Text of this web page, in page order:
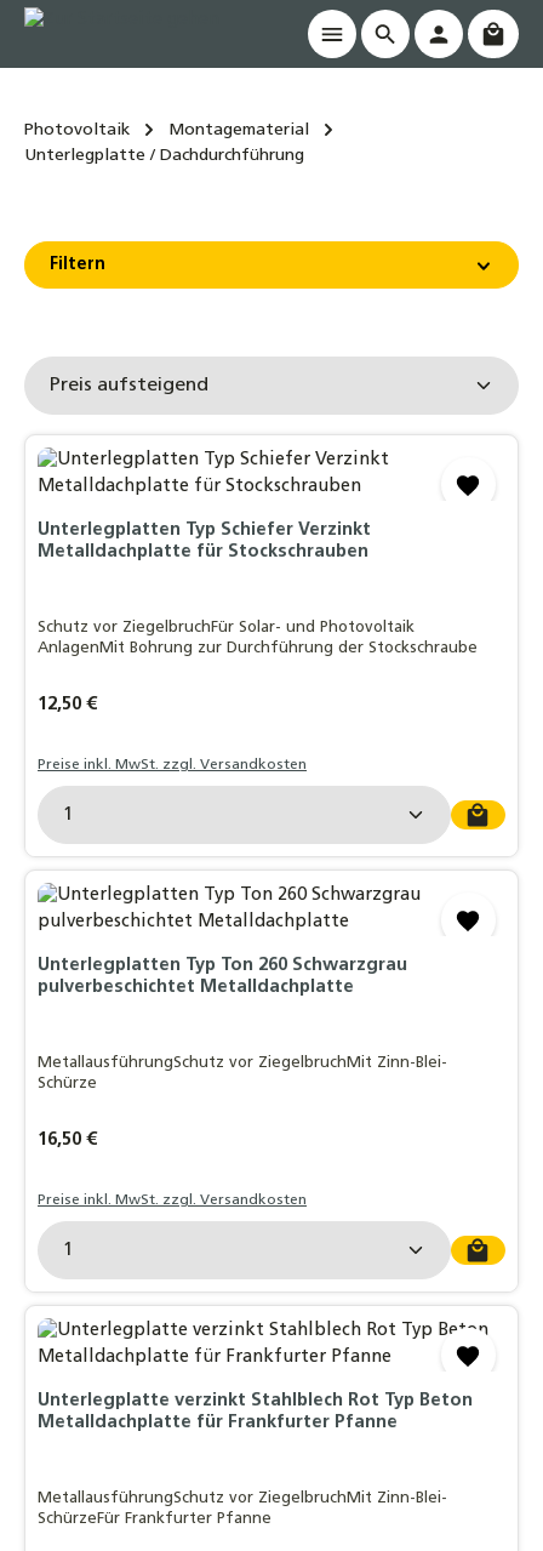
springen
Photovoltaik
Montagematerial
Unterlegplatte / Dachdurchführung
Filtern
Unterlegplatten Typ Schiefer Verzinkt
Metalldachplatte für Stockschrauben
Schutz vor ZiegelbruchFür Solar- und Photovoltaik
AnlagenMit Bohrung zur Durchführung der Stockschraube
Regulärer Preis:
12,50 €
Preise inkl. MwSt. zzgl. Versandkosten
Produkt Anzahl: Gib den gewünschten Wert
Unterlegplatten Typ Ton 260 Schwarzgrau
pulverbeschichtet Metalldachplatte
MetallausführungSchutz vor ZiegelbruchMit Zinn-Blei-
Schürze
Regulärer Preis:
16,50 €
Preise inkl. MwSt. zzgl. Versandkosten
Produkt Anzahl: Gib den gewünschten Wert
Unterlegplatte verzinkt Stahlblech Rot Typ Beton
Metalldachplatte für Frankfurter Pfanne
MetallausführungSchutz vor ZiegelbruchMit Zinn-Blei-
SchürzeFür Frankfurter Pfanne